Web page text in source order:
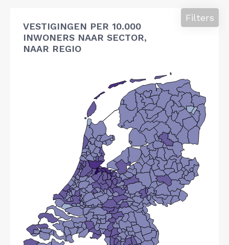
VESTIGINGEN PER 10.000
INWONERS NAAR SECTOR,
NAAR REGIO
Filters